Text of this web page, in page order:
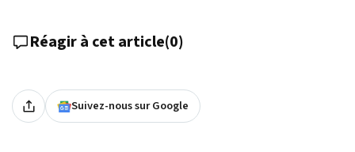
Réagir à cet article(0)
Suivez-nous sur Google